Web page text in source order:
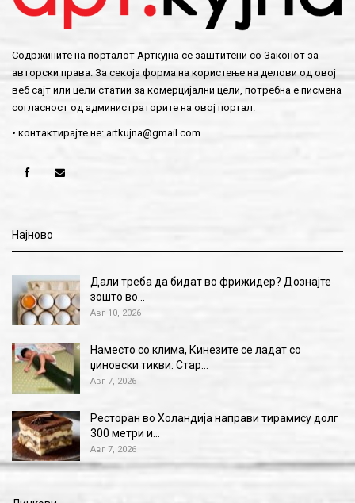
Содржините на порталот Арткујна се заштитени со Законот за
авторски права. За секоја форма на користење на делови од овој
веб сајт или цели статии за комерцијални цели, потребна е писмена
согласност од администраторите на овој портал.
• контактирајте не: artkujna@gmail.com
Најново
Дали треба да бидат во фрижидер? Дознајте
зошто во…
Авг 10, 2026
Наместо со клима, Кинезите се ладат со
џиновски тикви: Стар…
Авг 7, 2026
Ресторан во Холандија направи тирамису долг
300 метри и…
Авг 7, 2026